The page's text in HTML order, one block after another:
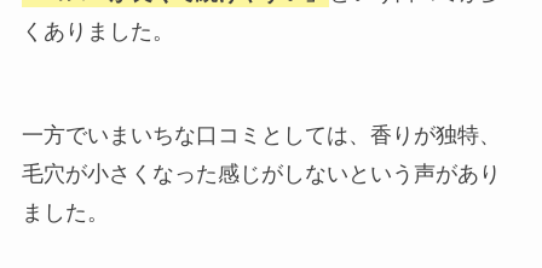
くありました。
一方でいまいちな口コミとしては、香りが独特、
毛穴が小さくなった感じがしないという声があり
ました。